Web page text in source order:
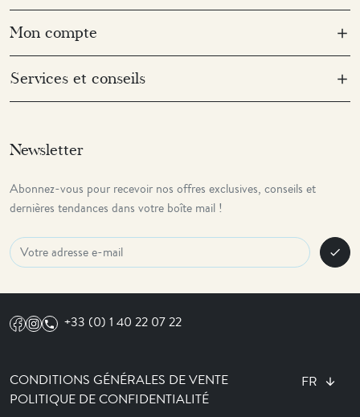
Mon compte
Services et conseils
Newsletter
Abonnez-vous pour recevoir nos offres exclusives, conseils et
dernières tendances dans votre boîte mail !
check
+33 (0) 1 40 22 07 22
CONDITIONS GÉNÉRALES DE VENTE
POLITIQUE DE CONFIDENTIALITÉ
FR